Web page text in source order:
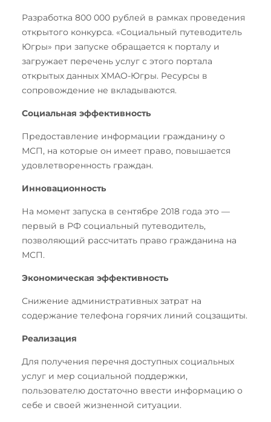
Разработка 800 000 рублей в рамках проведения
открытого конкурса. «Социальный путеводитель
Югры» при запуске обращается к порталу и
загружает перечень услуг с этого портала
открытых данных ХМАО-Югры. Ресурсы в
сопровождение не вкладываются.
Социальная эффективность
Предоставление информации гражданину о
МСП, на которые он имеет право, повышается
удовлетворенность граждан.
Инновационность
На момент запуска в сентябре 2018 года это —
первый в РФ социальный путеводитель,
позволяющий рассчитать право гражданина на
МСП.
Экономическая эффективность
Снижение административных затрат на
содержание телефона горячих линий соцзащиты.
Реализация
Для получения перечня доступных социальных
услуг и мер социальной поддержки,
пользователю достаточно ввести информацию о
себе и своей жизненной ситуации.